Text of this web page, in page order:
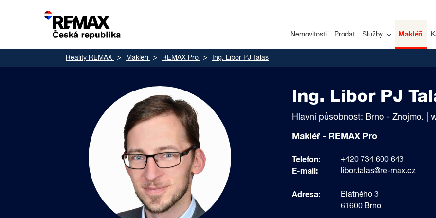
Nemovitosti Prodat Služby Makléři
Reality REMAX Makléři REMAX Pro Ing. Libor PJ Talaš
Ing. Libor PJ
Hlavní působnost: Brno - Znojmo. |
Makléř - REMAX Pro
Telefon:
+420 734 600 643
E-mail:
libor.talas@re-max.cz
Adresa:
Blatného 3
61600 Brno